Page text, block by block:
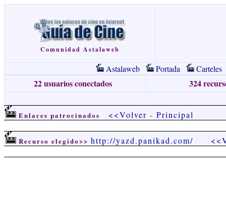
Comunidad Astalaweb
Astalaweb Portada Carteles
22 usuarios conectados 324
Enlaces patrocinados <<Volver - Principal
Recurso elegido>> http://yazd.panikad.com/